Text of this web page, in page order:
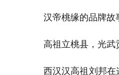
汉帝桃缘的品牌故
高祖立桃县，光武
西汉汉高祖刘邦在